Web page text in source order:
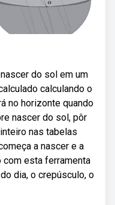
do sol em um
calculando o
no horizonte quando
nascer do sol, pôr
nas tabelas
a nascer e a
com esta ferramenta
dia, o crepúsculo, o